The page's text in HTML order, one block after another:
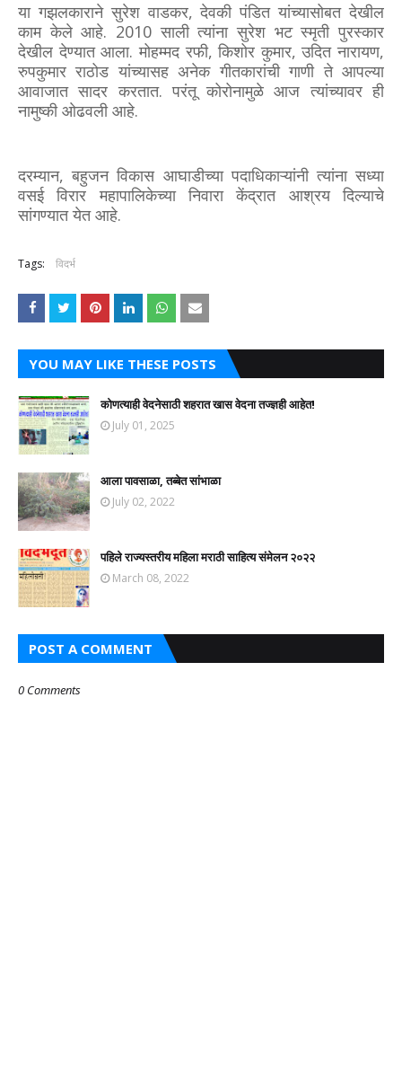
या गझलकाराने सुरेश वाडकर, देवकी पंडित यांच्यासोबत देखील
काम केले आहे. 2010 साली त्यांना सुरेश भट स्मृती पुरस्कार
देखील देण्यात आला. मोहम्मद रफी, किशोर कुमार, उदित नारायण,
रुपकुमार राठोड यांच्यासह अनेक गीतकारांची गाणी ते आपल्या
आवाजात सादर करतात. परंतू कोरोनामुळे आज त्यांच्यावर ही
नामुष्की ओढवली आहे.
दरम्यान, बहुजन विकास आघाडीच्या पदाधिकाऱ्यांनी त्यांना सध्या
वसई विरार महापालिकेच्या निवारा केंद्रात आश्रय दिल्याचे
सांगण्यात येत आहे.
Tags: विदर्भ
YOU MAY LIKE THESE POSTS
कोणत्याही वेदनेसाठी शहरात खास वेदना तज्ज्ञही आहेत!
July 01, 2025
आला पावसाळा, तब्बेत सांभाळा
July 02, 2022
पहिले राज्यस्तरीय महिला मराठी साहित्य संमेलन २०२२
March 08, 2022
POST A COMMENT
0 Comments